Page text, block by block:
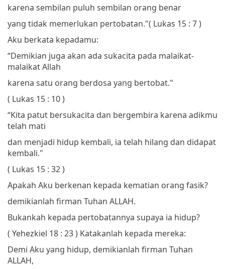
karena sembilan puluh sembilan orang benar
yang tidak memerlukan pertobatan."( Lukas 15 : 7 )
Aku berkata kepadamu:
“Demikian juga akan ada sukacita pada malaikat-
malaikat Allah
karena satu orang berdosa yang bertobat."
( Lukas 15 : 10 )
“Kita patut bersukacita dan bergembira karena adikmu
telah mati
dan menjadi hidup kembali, ia telah hilang dan didapat
kembali."
( Lukas 15 : 32 )
Apakah Aku berkenan kepada kematian orang fasik?
demikianlah firman Tuhan ALLAH.
Bukankah kepada pertobatannya supaya ia hidup?
( Yehezkiel 18 : 23 ) Katakanlah kepada mereka:
Demi Aku yang hidup, demikianlah firman Tuhan
ALLAH,